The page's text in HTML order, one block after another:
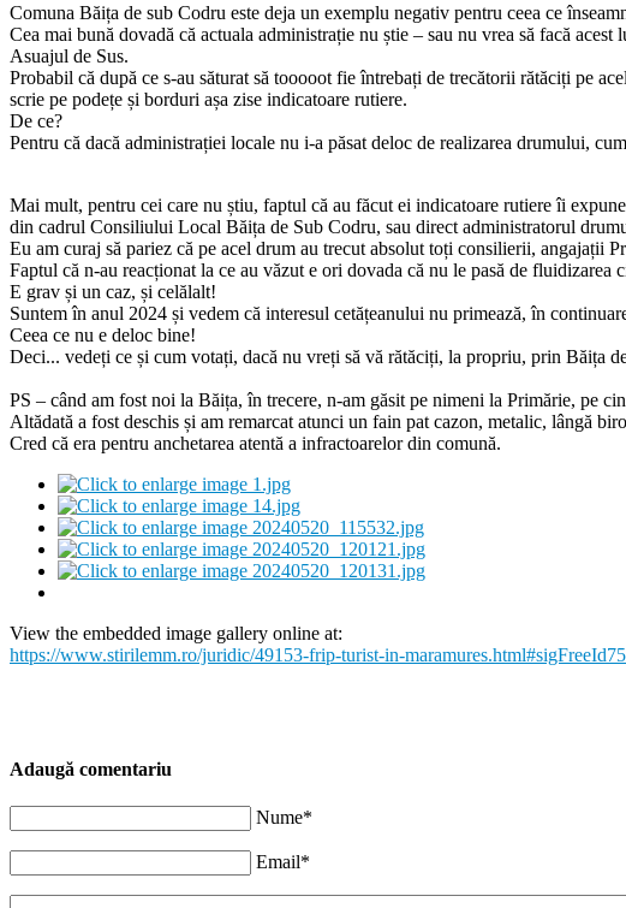
Comuna Băița de sub Codru este deja un exemplu negativ pentru ceea ce
Cea mai bună dovadă că actuala administrație nu știe – sau nu vrea să facă
Asuajul de Sus.
Probabil că după ce s-au săturat să tooooot fie întrebați de trecătorii rătăciți pe
scrie pe podețe și borduri așa zise indicatoare rutiere.
De ce?
Pentru că dacă administrației locale nu i-a păsat deloc de realizarea drumului,
Mai mult, pentru cei care nu știu, faptul că au făcut ei indicatoare rutiere îi
din cadrul Consiliului Local Băița de Sub Codru, sau direct administratorul
Eu am curaj să pariez că pe acel drum au trecut absolut toți consilierii, angajații
Faptul că n-au reacționat la ce au văzut e ori dovada că nu le pasă de
E grav și un caz, și celălalt!
Suntem în anul 2024 și vedem că interesul cetățeanului nu primează, în
Ceea ce nu e deloc bine!
Deci... vedeți ce și cum votați, dacă nu vreți să vă rătăciți, la propriu, prin Băița
PS – când am fost noi la Băița, în trecere, n-am găsit pe nimeni la Primărie, pe
Altădată a fost deschis și am remarcat atunci un fain pat cazon, metalic, lângă
Cred că era pentru anchetarea atentă a infractoarelor din comună.
View the embedded image gallery online at:
https://www.stirilemm.ro/juridic/49153-frip-turist-in-
Adaugă comentariu
Nume*
Email*